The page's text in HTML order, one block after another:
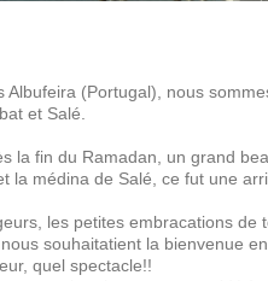
(Portugal), nous
et Salé.
la fin du Ramadan, un grand
la médina de Salé, ce fut une
les petites embracations de
souhaitatient la bienvenue
quel spectacle!!